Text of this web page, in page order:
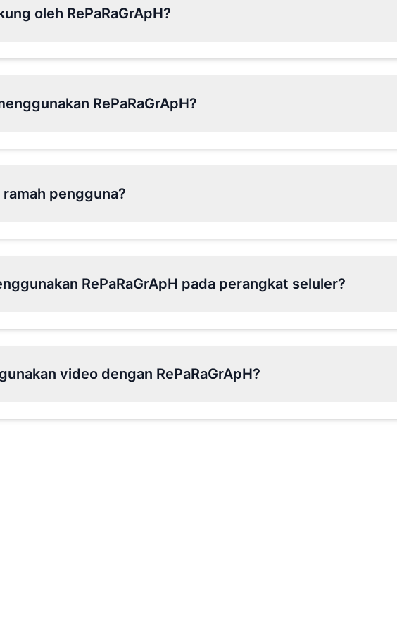
oleh RePaRaGrApH?
RePaRaGrApH?
ramah pengguna?
RePaRaGrApH pada perangkat seluler?
video dengan RePaRaGrApH?